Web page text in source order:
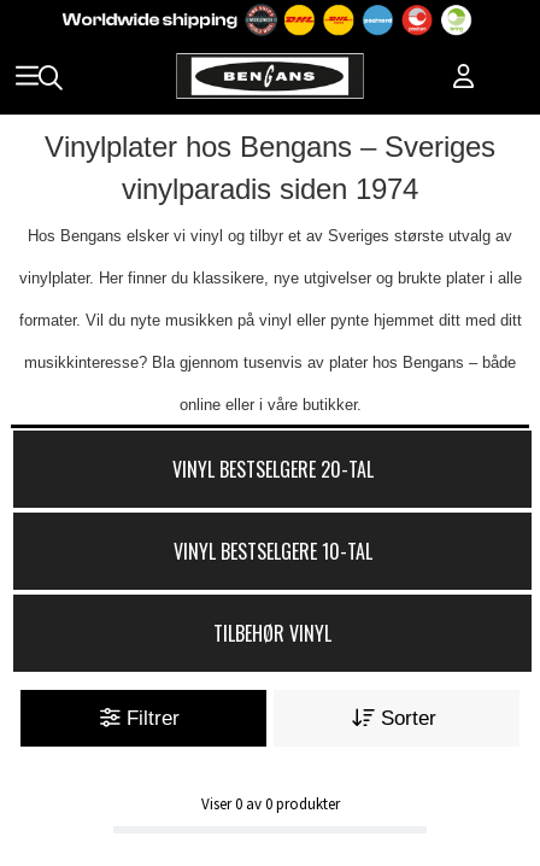
Vinylplater hos Bengans – Sveriges
vinylparadis siden 1974
Hos Bengans elsker vi vinyl og tilbyr et av Sveriges største utvalg av
vinylplater. Her finner du klassikere, nye utgivelser og brukte plater i alle
formater. Vil du nyte musikken på vinyl eller pynte hjemmet ditt med ditt
musikkinteresse? Bla gjennom tusenvis av plater hos Bengans – både
online eller i våre butikker.
VINYL BESTSELGERE 20-TAL
VINYL BESTSELGERE 10-TAL
TILBEHØR VINYL
Filtrer Sorter
Viser0av0produkter